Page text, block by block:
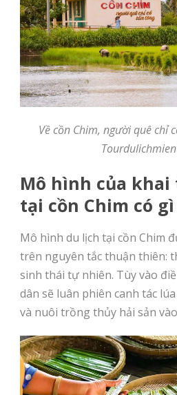
Về cồn Chim, người quê chỉ
Mô hình của
tại cồn Chim có
Mô hình du lịch tại cồn Chim
trên nguyên tắc thuận thiên:
sinh thái tự nhiên. Tùy vào
dân sẽ luân phiên canh tác
và nuôi trồng thủy hải sản